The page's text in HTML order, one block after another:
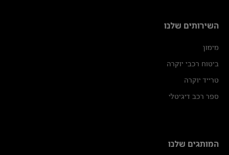
השירותים שלנו
מימון
ביטוח רכבי יוקרה
טרייד יוקרה
ספר רכב דיגיטלי
המותגים שלנו